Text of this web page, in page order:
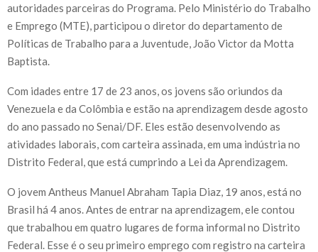
autoridades parceiras do Programa. Pelo Ministério do Trabalho
e Emprego (MTE), participou o diretor do departamento de
Políticas de Trabalho para a Juventude, João Victor da Motta
Baptista.
Com idades entre 17 de 23 anos, os jovens são oriundos da
Venezuela e da Colômbia e estão na aprendizagem desde agosto
do ano passado no Senai/DF. Eles estão desenvolvendo as
atividades laborais, com carteira assinada, em uma indústria no
Distrito Federal, que está cumprindo a Lei da Aprendizagem.
O jovem Antheus Manuel Abraham Tapia Diaz, 19 anos, está no
Brasil há 4 anos. Antes de entrar na aprendizagem, ele contou
que trabalhou em quatro lugares de forma informal no Distrito
Federal. Esse é o seu primeiro emprego com registro na carteira